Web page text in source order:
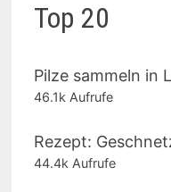
Top 20
Pilze sammeln in
46.1k Aufrufe
Rezept:
44.4k Aufrufe